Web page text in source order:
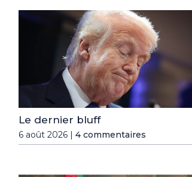
Le dernier bluff
6 août 2026 | 4 commentaires